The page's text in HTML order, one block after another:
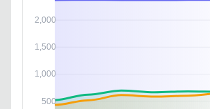
2,000
1,500
1,000
500